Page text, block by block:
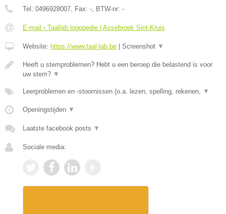
Tel: 0496928007 , Fax: - , BTW-nr: -
E-mail › Taallab logopedie | Assebroek Sint-Kruis
Website: https://www.taal-lab.be | Screenshot ▼
Heeft u stemproblemen? Hebt u een beroep die belastend is voor
uw stem? ▼
Leerproblemen en -stoornissen (o.a. lezen, spelling, rekenen, ▼
Openingstijden ▼
Laatste facebook posts ▼
Sociale media: